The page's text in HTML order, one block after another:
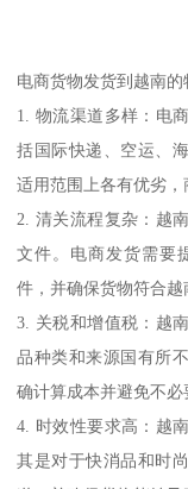
电商货物发货到越南的
1. 物流渠道多样：电
括国际快递、空运、
适用范围上各有优劣，
2. 清关流程复杂：越
文件。电商发货需要
件，并确保货物符合越
3. 关税和增值税：越
品种类和来源国有所
确计算成本并避免不必
4. 时效性要求高：越
其是对于快消品和时